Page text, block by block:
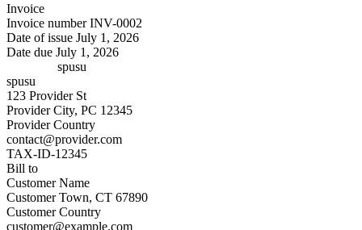
Invoice
Invoice numberINV-0002
Date of issue July 1, 2026
Date due July 1, 2026
spusu
spusu
123 Provider St
Provider City, PC 12345
Provider Country
contact@provider.com
TAX-ID-12345
Bill to
Customer Name
Customer Town, CT 67890
Customer Country
customer@example.com